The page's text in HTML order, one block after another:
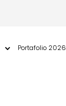
Portafolio 2026